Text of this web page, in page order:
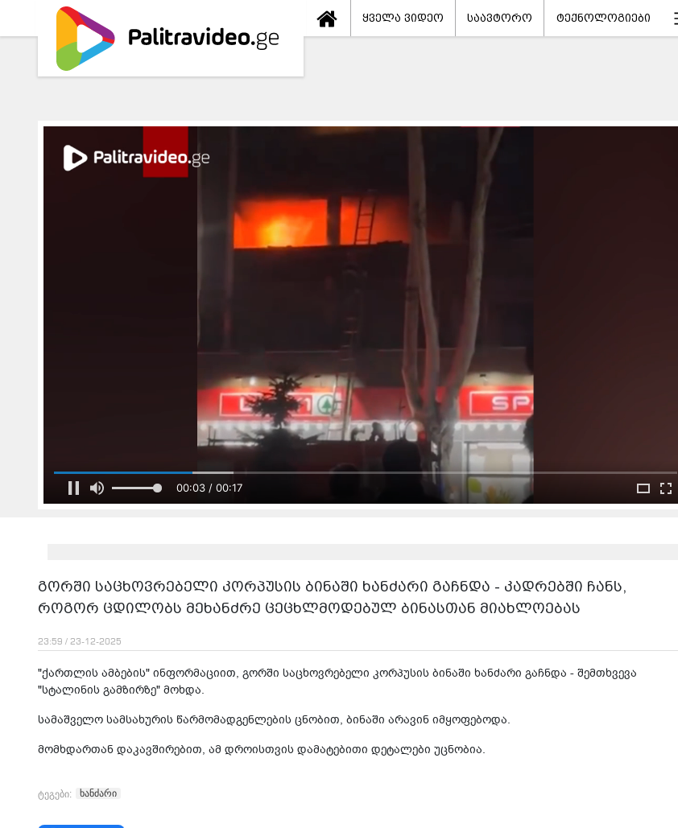
ყველა ვიდეო საავტორო ტექნოლოგიები
00:03 / 00:17
გორში საცხოვრებელი კორპუსის ბინაში ხანძარი გაჩნდა - კადრებში ჩანს,
როგორ ცდილობს მეხანძრე ცეცხლმოდებულ ბინასთან მიახლოებას
23:59 / 23-12-2025
"ქართლის ამბების" ინფორმაციით, გორში საცხოვრებელი კორპუსის ბინაში ხანძარი გაჩნდა - შემთხვევა
"სტალინის გამზირზე" მოხდა.
სამაშველო სამსახურის წარმომადგენლების ცნობით, ბინაში არავინ იმყოფებოდა.
მომხდართან დაკავშირებით, ამ დროისთვის დამატებითი დეტალები უცნობია.
ტეგები: ხანძარი